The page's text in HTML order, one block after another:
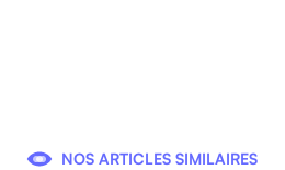
NOS ARTICLES SIMILAIRES